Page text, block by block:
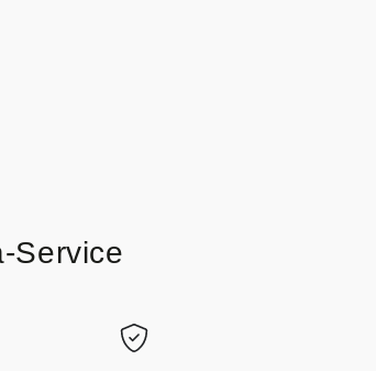
Service